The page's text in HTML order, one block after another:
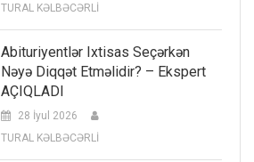
TURAL KƏLBƏCƏRLİ
Abituriyentlər Ixtisas Seçərkən
Nəyə Diqqət Etməlidir? – Ekspert
AÇIQLADI
28 İyul 2026
TURAL KƏLBƏCƏRLİ